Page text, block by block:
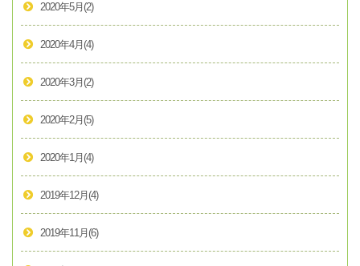
2020年5月 (2)
2020年4月 (4)
2020年3月 (2)
2020年2月 (5)
2020年1月 (4)
2019年12月 (4)
2019年11月 (6)